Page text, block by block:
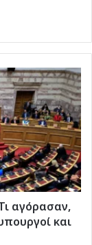
αγόρασαν,
και